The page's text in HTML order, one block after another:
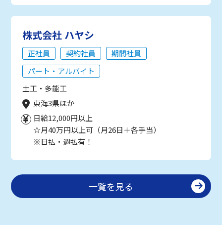
株式会社 ハヤシ
正社員 契約社員
期間社員
パート・アルバイト
土工・多能工
東海3県ほか
日給12,000円以上
☆月40万円以上可（月26日＋各手当）
※日払・週払有！
一覧を見る